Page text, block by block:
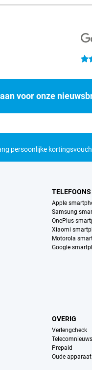
4.4
voor onze
persoonlijke
TELEFOONS
Apple
Samsung
OnePlus
Xiaomi
Motorola
Google
OVERIG
Verlengcheck
Telecomnieuws
Prepaid
Oude